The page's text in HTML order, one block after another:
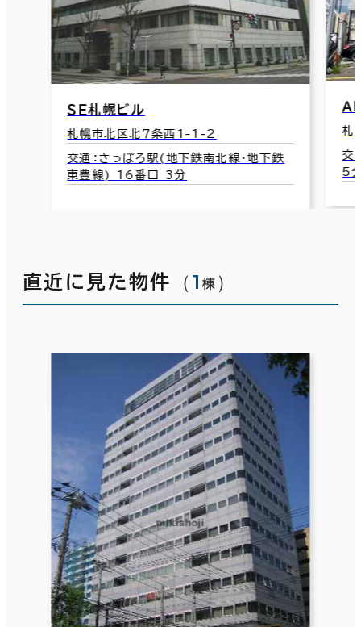
ＳＥ札幌ビル
札幌市北区北７条西1-1-2
交通：さっぽろ駅(地下鉄南北線･地下鉄
東豊線) 16番口 3分
ＡＭＳ
札幌市
交通：
直近に見た物件 （1 棟 ）